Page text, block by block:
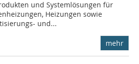
und Systemlösungen für
Heizungen sowie
und...
mehr